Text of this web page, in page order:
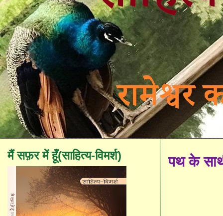
पथ के
मैं सफ़र में हूँ(साहित्य-विमर्श)